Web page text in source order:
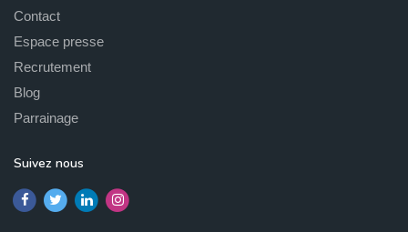
Contact
Espace presse
Recrutement
Blog
Parrainage
Suivez nous